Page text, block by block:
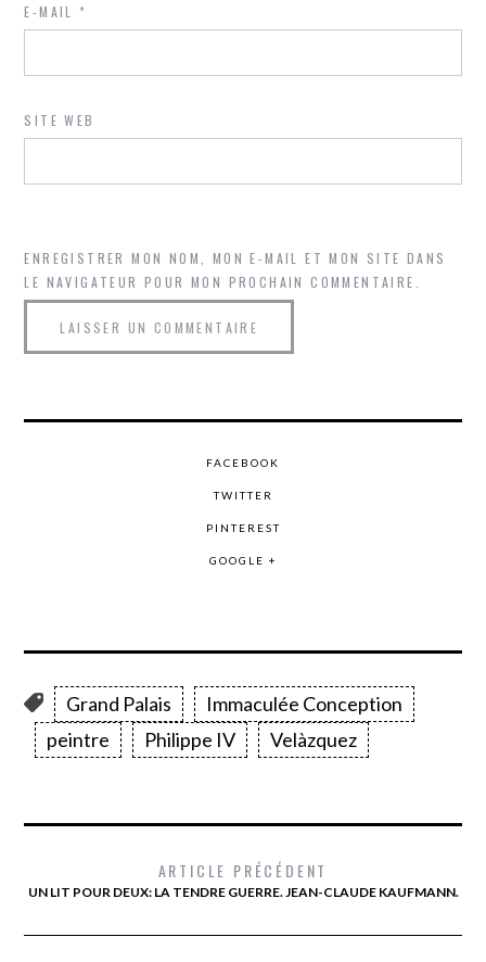
E-MAIL*
SITE WEB
ENREGISTRER MON NOM, MON E-MAIL ET MON SITE DANS
LE NAVIGATEUR POUR MON PROCHAIN COMMENTAIRE.
FACEBOOK
TWITTER
PINTEREST
GOOGLE +
Grand Palais
Immaculée Conception
peintre
Philippe IV Velàzquez
ARTICLE PRÉCÉDENT
UN LIT POUR DEUX: LA TENDRE GUERRE. JEAN-CLAUDE KAUFMANN.